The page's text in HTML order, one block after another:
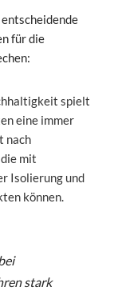
für die
spielt
eine immer
nach
mit
Isolierung und
können.
stark